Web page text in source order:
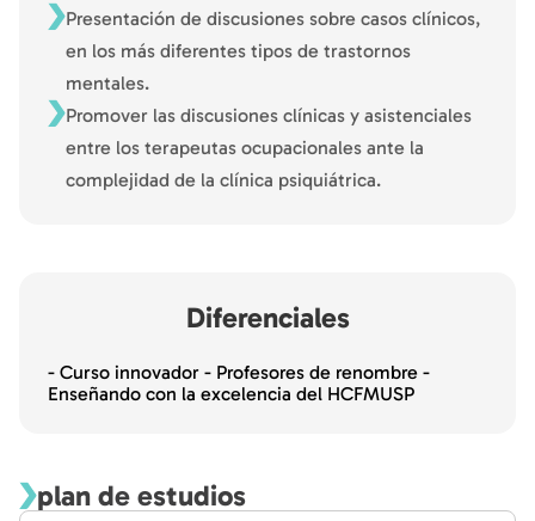
Presentación de discusiones sobre casos clínicos,
en los más diferentes tipos de trastornos
mentales.
Promover las discusiones clínicas y asistenciales
entre los terapeutas ocupacionales ante la
complejidad de la clínica psiquiátrica.
Diferenciales
- Curso innovador - Profesores de renombre -
Enseñando con la excelencia del HCFMUSP
plan de estudios